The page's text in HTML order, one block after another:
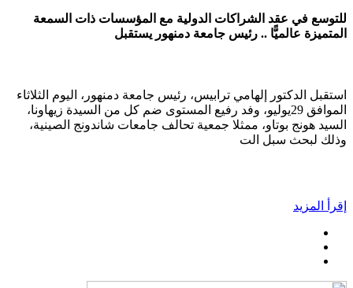
للتوسع في عقد الشراكات الدولية مع المؤسسات ذات السمعة
المتميزة عالميًّا .. رئيس جامعة دمنهور يستقبل
استقبل الدكتور إلهامي ترابيس، رئيس جامعة دمنهور، اليوم الثلاثاء
الموافق 29يوليو، وفد رفيع المستوى ضم كل من السيدة زيهاونا،
السيد هونج بوتاو، ممثلا جمعية تحالف جامعات شاندونج الصينية،
وذلك لبحث سبل الت
إقرأ المزيد